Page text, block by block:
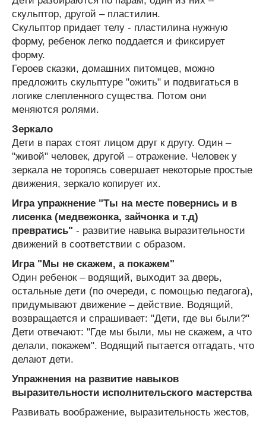
скульптор, другой – пластилин.
Скульптор придает телу - пластилина нужную
форму, ребенок легко поддается и фиксирует
форму.
Героев сказки, домашних питомцев, можно
предложить скульптуре "ожить" и подвигаться в
логике слепленного существа. Потом они
меняются ролями.
Зеркало
Дети в парах стоят лицом друг к другу. Один –
"живой" человек, другой – отражение. Человек у
зеркала не торопясь совершает некоторые простые
движения, зеркало копирует их.
Игра упражнение "Ты на месте повернись и в
лисенка (медвежонка, зайчонка и т.д)
превратись" - развитие навыка выразительности
движений в соответствии с образом.
Игра "Мы не скажем, а покажем"
Один ребенок – водящий, выходит за дверь,
остальные дети (по очереди, с помощью педагога),
придумывают движение – действие. Водящий,
возвращается и спрашивает: "Дети, где вы были?"
Дети отвечают: "Где мы были, мы не скажем, а что
делали, покажем". Водящий пытается отгадать, что
делают дети.
Упражнения на развитие навыков
выразительности исполнительского мастерства
Развивать воображение, выразительность жестов,